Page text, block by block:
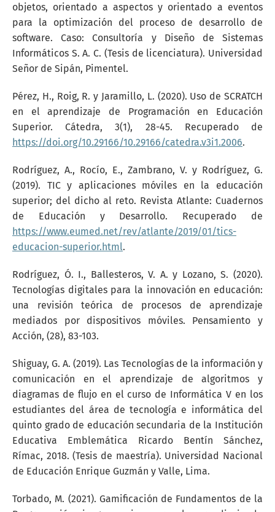
objetos, orientado a aspectos y orientado a eventos
para la optimización del proceso de desarrollo de
software. Caso: Consultoría y Diseño de Sistemas
Informáticos S. A. C. (Tesis de licenciatura). Universidad
Señor de Sipán, Pimentel.
Pérez, H., Roig, R. y Jaramillo, L. (2020). Uso de SCRATCH
en el aprendizaje de Programación en Educación
Superior. Cátedra, 3(1), 28-45. Recuperado de
https://doi.org/10.29166/10.29166/catedra.v3i1.2006.
Rodríguez, A., Rocío, E., Zambrano, V. y Rodríguez, G.
(2019). TIC y aplicaciones móviles en la educación
superior; del dicho al reto. Revista Atlante: Cuadernos
de Educación y Desarrollo. Recuperado de
https://www.eumed.net/rev/atlante/2019/01/tics-
educacion-superior.html.
Rodríguez, Ó. I., Ballesteros, V. A. y Lozano, S. (2020).
Tecnologías digitales para la innovación en educación:
una revisión teórica de procesos de aprendizaje
mediados por dispositivos móviles. Pensamiento y
Acción, (28), 83-103.
Shiguay, G. A. (2019). Las Tecnologías de la información y
comunicación en el aprendizaje de algoritmos y
diagramas de flujo en el curso de Informática V en los
estudiantes del área de tecnología e informática del
quinto grado de educación secundaria de la Institución
Educativa Emblemática Ricardo Bentín Sánchez,
Rímac, 2018. (Tesis de maestría). Universidad Nacional
de Educación Enrique Guzmán y Valle, Lima.
Torbado, M. (2021). Gamificación de Fundamentos de la